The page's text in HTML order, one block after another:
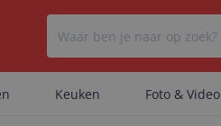
Keuken Foto & Video